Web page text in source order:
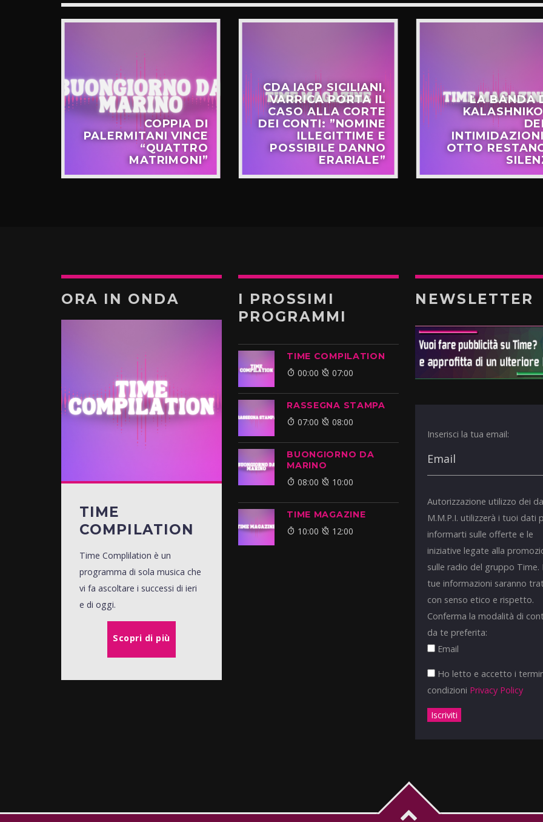
COPPIA DI
PALERMITANI VINCE
“QUATTRO
MATRIMONI”
CDA IACP SICILIANI,
VARRICA PORTA IL
CASO ALLA CORTE
DEI CONTI: ”NOMINE
ILLEGITTIME E
POSSIBILE DANNO
ERARIALE”
LA BANDA
OTTO
ORA IN ONDA
TIME
COMPILATION
Time Complilation è un
programma di sola musica che
vi fa ascoltare i successi di ieri
e di oggi.
Scopri di più
I PROSSIMI
PROGRAMMI
TIME COMPILATION
00:00 07:00
RASSEGNA STAMPA
07:00 08:00
BUONGIORNO DA
MARINO
08:00 10:00
TIME MAGAZINE
10:00 12:00
NEWSLETTER
Inserisci la tua email:
Autorizzazione utilizzo dei
M.M.P.I. utilizzerà i tuoi dati
informarti sulle offerte e le
iniziative legate alla
sulle radio del gruppo Time.
tue informazioni saranno
con senso etico e rispetto.
Conferma la modalità di
da te preferita:
Email
Ho letto e accetto i
condizioni Privacy Policy